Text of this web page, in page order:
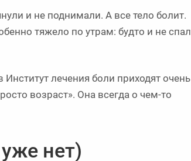
и не поднимали. А все тело болит.
тяжело по утрам: будто и не
лечения боли приходят очень
возраст». Она всегда о чем-то
нет)